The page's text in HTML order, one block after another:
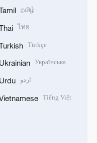
தமிழ்
ไทย
Türkçe
Ukrainian Українська
Urdu اردو
Tiếng Việt